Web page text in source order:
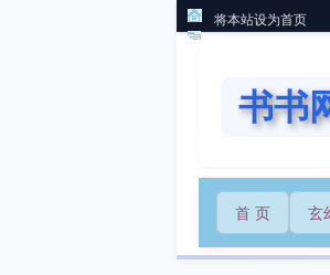
将本站设为首页
书书
首 页 玄